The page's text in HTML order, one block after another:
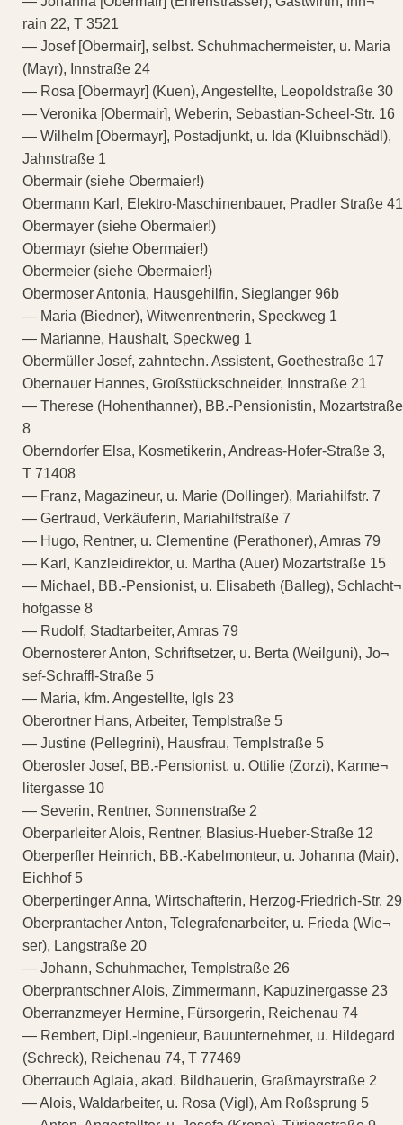
rain 22, T 3521
— Josef [Obermair], selbst. Schuhmachermeister, u. Maria
(Mayr), Innstraße 24
— Rosa [Obermayr] (Kuen), Angestellte, Leopoldstraße 30
— Veronika [Obermair], Weberin, Sebastian-Scheel-Str. 16
— Wilhelm [Obermayr], Postadjunkt, u. Ida (Kluibnschädl),
Jahnstraße 1
Obermair (siehe Obermaier!)
Obermann Karl, Elektro-Maschinenbauer, Pradler Straße 41
Obermayer (siehe Obermaier!)
Obermayr (siehe Obermaier!)
Obermeier (siehe Obermaier!)
Obermoser Antonia, Hausgehilfin, Sieglanger 96b
— Maria (Biedner), Witwenrentnerin, Speckweg 1
— Marianne, Haushalt, Speckweg 1
Obermüller Josef, zahntechn. Assistent, Goethestraße 17
Obernauer Hannes, Großstückschneider, Innstraße 21
— Therese (Hohenthanner), BB.-Pensionistin, Mozartstraße
8
Oberndorfer Elsa, Kosmetikerin, Andreas-Hofer-Straße 3,
T 71408
— Franz, Magazineur, u. Marie (Dollinger), Mariahilfstr. 7
— Gertraud, Verkäuferin, Mariahilfstraße 7
— Hugo, Rentner, u. Clementine (Perathoner), Amras 79
— Karl, Kanzleidirektor, u. Martha (Auer) Mozartstraße 15
— Michael, BB.-Pensionist, u. Elisabeth (Balleg), Schlacht¬
hofgasse 8
— Rudolf, Stadtarbeiter, Amras 79
Obernosterer Anton, Schriftsetzer, u. Berta (Weilguni), Jo¬
sef-Schraffl-Straße 5
— Maria, kfm. Angestellte, Igls 23
Oberortner Hans, Arbeiter, Templstraße 5
— Justine (Pellegrini), Hausfrau, Templstraße 5
Oberosler Josef, BB.-Pensionist, u. Ottilie (Zorzi), Karme¬
litergasse 10
— Severin, Rentner, Sonnenstraße 2
Oberparleiter Alois, Rentner, Blasius-Hueber-Straße 12
Oberperfler Heinrich, BB.-Kabelmonteur, u. Johanna (Mair),
Eichhof 5
Oberpertinger Anna, Wirtschafterin, Herzog-Friedrich-Str. 29
Oberprantacher Anton, Telegrafenarbeiter, u. Frieda (Wie¬
ser), Langstraße 20
— Johann, Schuhmacher, Templstraße 26
Oberprantschner Alois, Zimmermann, Kapuzinergasse 23
Oberranzmeyer Hermine, Fürsorgerin, Reichenau 74
— Rembert, Dipl.-Ingenieur, Bauunternehmer, u. Hildegard
(Schreck), Reichenau 74, T 77469
Oberrauch Aglaia, akad. Bildhauerin, Graßmayrstraße 2
— Alois, Waldarbeiter, u. Rosa (Vigl), Am Roßsprung 5